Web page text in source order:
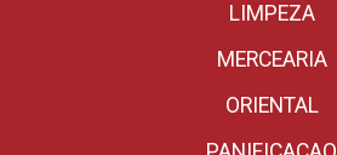
LIMPEZA
MERCEARIA
ORIENTAL